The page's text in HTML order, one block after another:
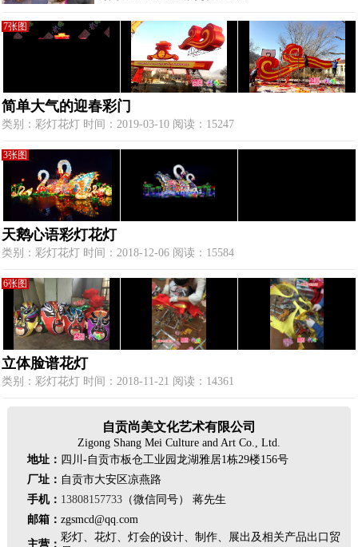
7张图
简单大气的迎春彩门
类别：彩灯花灯 时间：2019-03-10 阅读：15247
3张图
天鹅心语彩灯花灯
类别：彩灯花灯 时间：2018-12-06 阅读：15584
6张图
立体脸谱花灯
类别：彩灯花灯 时间：2018-11-21 阅读：14361
自贡尚美文化艺术有限公司
Zigong Shang Mei Culture and Art Co., Ltd.
地址： 四川-自贡市板仓工业园龙湖雅居1栋29楼156号
厂址： 自贡市大安区凉燕路
手机： 13808157733（微信同号） 蒋先生
邮箱： zgsmcd@qq.com
主营：
彩灯、花灯、灯会的设计、制作、展出及相关产品出口贸